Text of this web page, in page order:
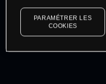
dernières données du
PARAMÉTRER LES
COOKIES